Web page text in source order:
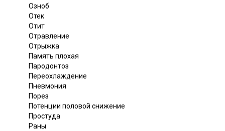
Озноб
Отек
Отит
Отравление
Отрыжка
Память плохая
Пародонтоз
Переохлаждение
Пневмония
Порез
Потенции половой снижение
Простуда
Раны